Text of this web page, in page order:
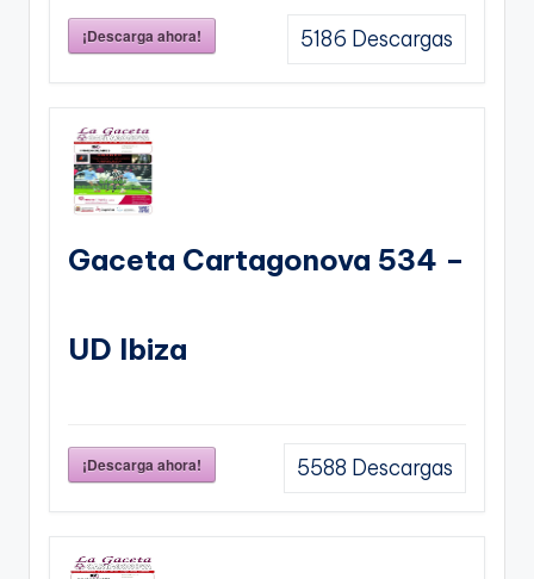
¡Descarga ahora! 5186 Descargas
Gaceta Cartagonova 534 –
UD Ibiza
¡Descarga ahora! 5588 Descargas